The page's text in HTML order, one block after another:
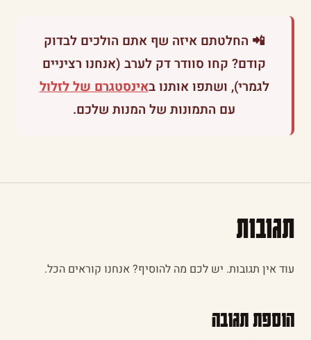
📲 החלטתם איזה שף אתם הולכים לבדוק
קודם? קחו סוודר דק לערב (אנחנו רציניים
לגמרי), ושתפו אותנו באינסטגרם של לזלול
עם התמונות של המנות שלכם.
תגובות
עוד אין תגובות. יש לכם מה להוסיף? אנחנו קוראים הכל.
הוספת תגובה